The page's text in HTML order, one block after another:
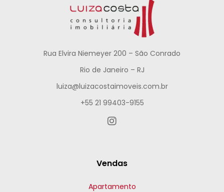
Rua Elvira Niemeyer 200 – São Conrado
Rio de Janeiro – RJ
luiza@luizacostaimoveis.com.br
+55 21 99403-9155
Vendas
Apartamento